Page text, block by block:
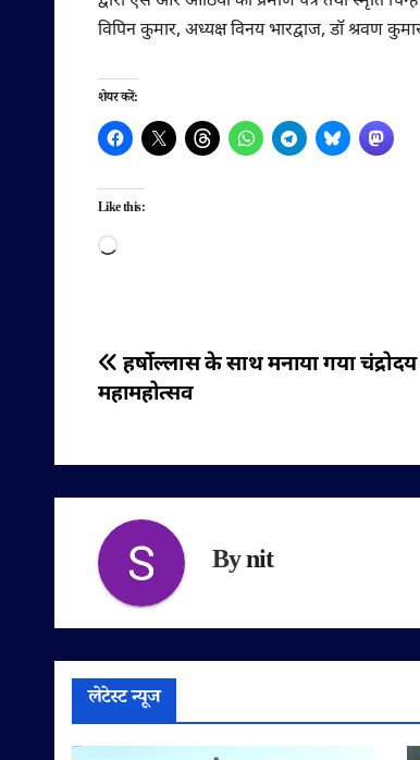
विपिन कुमार, अध्यक्ष विनय भारद्वाज, डॉ श्रवण
शेयर करें:
Like this:
Loading…
पोस्ट
नेविगेशन
हर्षोल्लास के साथ मनाया गया चंद्रोदय
महामहोत्सव
Bynit
लेटेस्ट न्यूज